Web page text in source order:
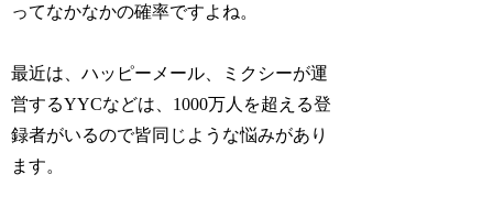
ってなかなかの確率ですよね。
最近は、ハッピーメール、ミクシーが運
営するYYCなどは、1000万人を超える登
録者がいるので皆同じような悩みがあり
ます。